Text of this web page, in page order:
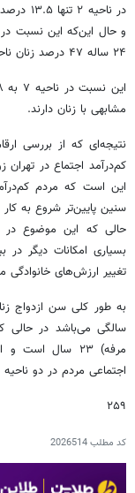
۲۴ ساله ۴۷ درصد زنان ناحیه ۲ همسر داشته‌اند.
مشابهی با زنان دارند.
نتیجه‌ای که از بررسی
کم‌درآمد اجتماع در
این است که مردم
سنین پایین‌تر شروع به
حالی که این موضوع در
بسیاری امکانات دیگر
تغییر ارزش‌های خانوادگی
اجتماعی مردم در دو
۲۵۹
کد مطلب2026514